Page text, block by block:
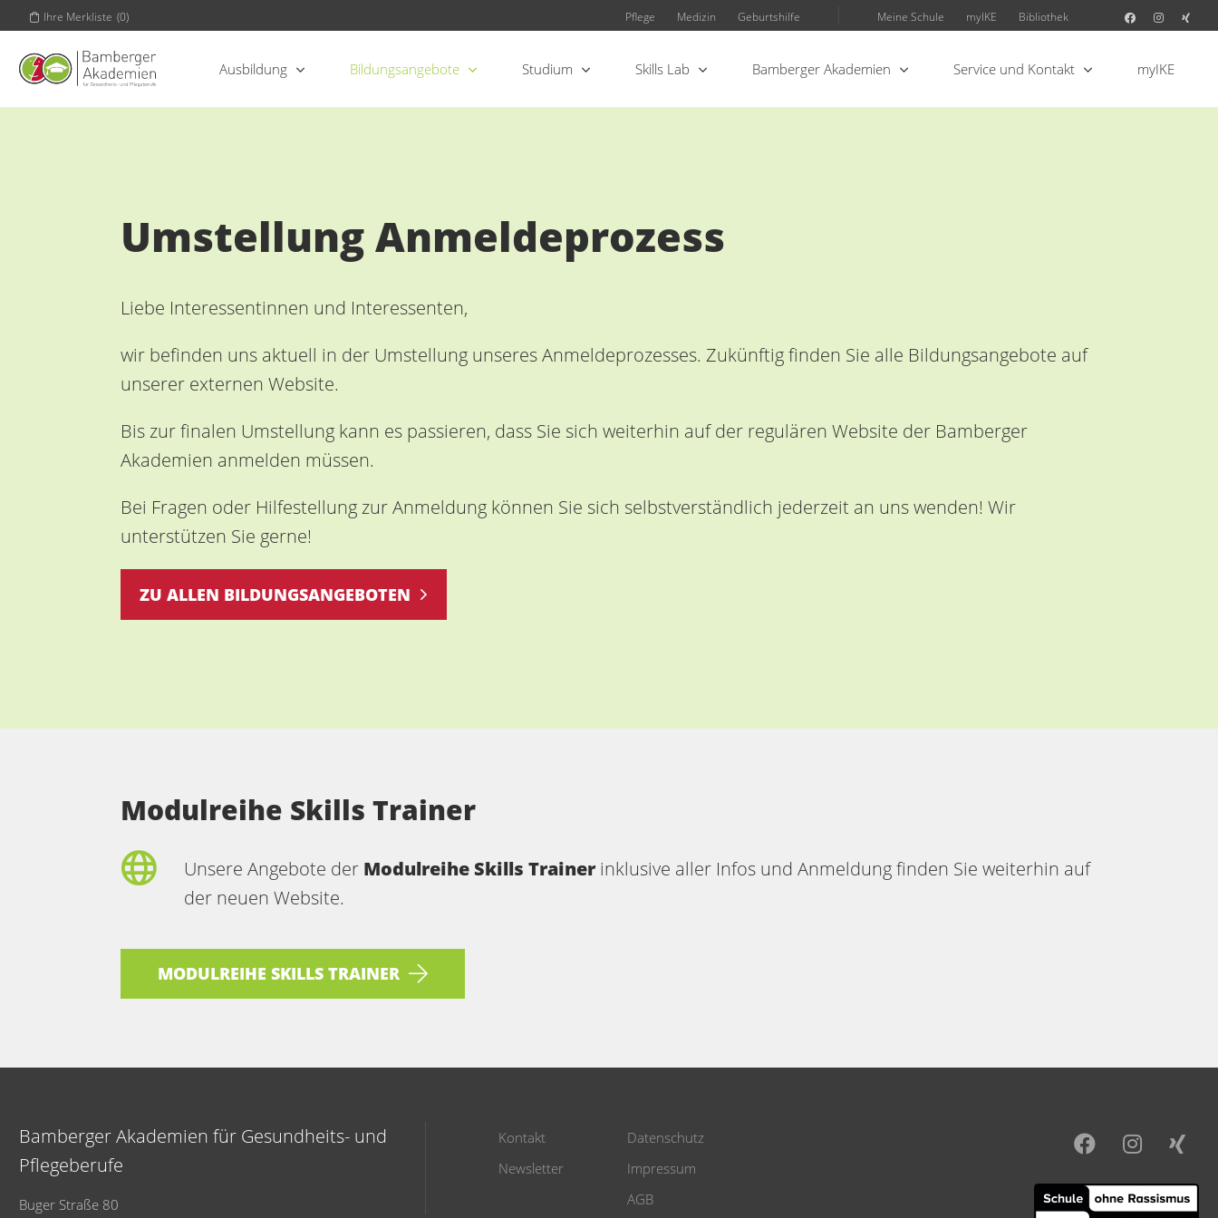
Ihre Merkliste (0) Pflege Medizin Geburtshilfe Meine Schule myIKE Bibliothek
Ausbildung Bildungsangebote Studium Skills Lab Bamberger Akademien Service und Kontakt myIKE
Umstellung Anmeldeprozess
Liebe Interessentinnen und Interessenten,
wir befinden uns aktuell in der Umstellung unseres Anmeldeprozesses. Zukünftig finden Sie alle Bildungsangebote auf
unserer externen Website.
Bis zur finalen Umstellung kann es passieren, dass Sie sich weiterhin auf der regulären Website der Bamberger
Akademien anmelden müssen.
Bei Fragen oder Hilfestellung zur Anmeldung können Sie sich selbstverständlich jederzeit an uns wenden! Wir
unterstützen Sie gerne!
ZU ALLEN BILDUNGSANGEBOTEN
Modulreihe Skills Trainer
Unsere Angebote der Modulreihe Skills Trainer inklusive aller Infos und Anmeldung finden Sie weiterhin auf
der neuen Website.
MODULREIHE SKILLS TRAINER
Bamberger Akademien für Gesundheits- und
Pflegeberufe
Buger Straße 80
Kontakt
Newsletter
Datenschutz
Impressum
AGB